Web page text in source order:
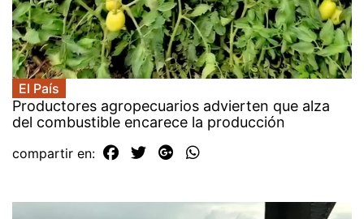
El País
Productores agropecuarios advierten que alza
del combustible encarece la producción
compartir en: